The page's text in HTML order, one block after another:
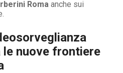
Roma anche sui
le nuove frontiere